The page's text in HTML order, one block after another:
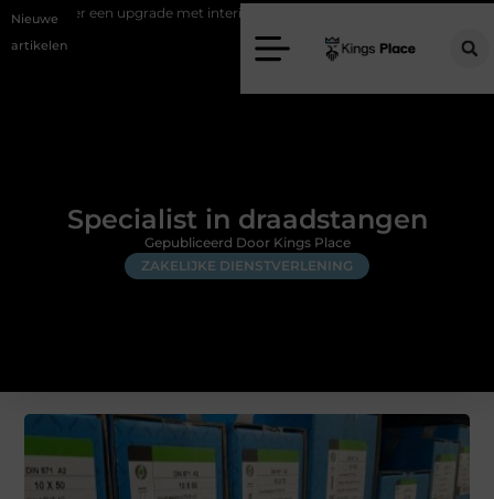
Nieuwe
artikelen
met interieuradvies Zwolle
Specialist in draadstangen
ZAKELIJKE DIENSTVERLENING
Gepubliceerd Door Kings Place